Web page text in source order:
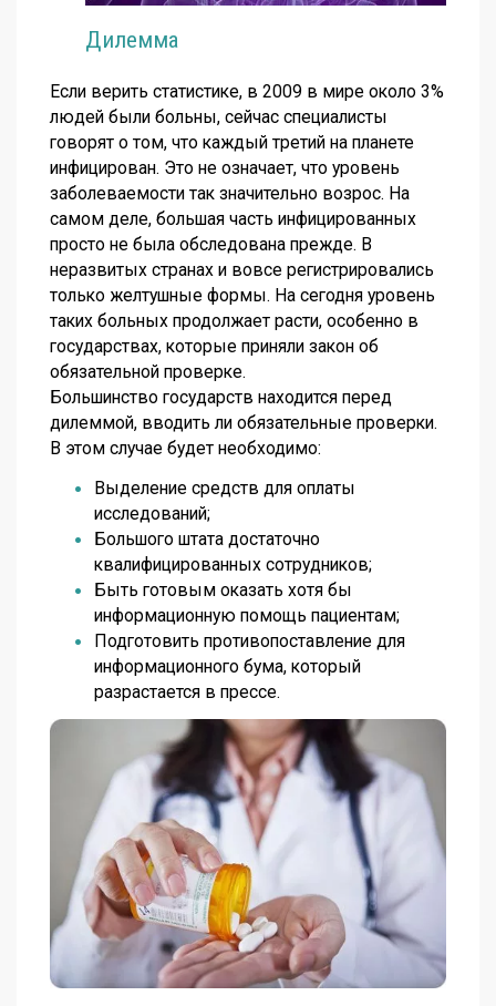
Дилемма
Если верить статистике, в 2009 в мире около 3%
людей были больны, сейчас специалисты
говорят о том, что каждый третий на планете
инфицирован. Это не означает, что уровень
заболеваемости так значительно возрос. На
самом деле, большая часть инфицированных
просто не была обследована прежде. В
неразвитых странах и вовсе регистрировались
только желтушные формы. На сегодня уровень
таких больных продолжает расти, особенно в
государствах, которые приняли закон об
обязательной проверке.
Большинство государств находится перед
дилеммой, вводить ли обязательные проверки.
В этом случае будет необходимо:
Выделение средств для оплаты
исследований;
Большого штата достаточно
квалифицированных сотрудников;
Быть готовым оказать хотя бы
информационную помощь пациентам;
Подготовить противопоставление для
информационного бума, который
разрастается в прессе.